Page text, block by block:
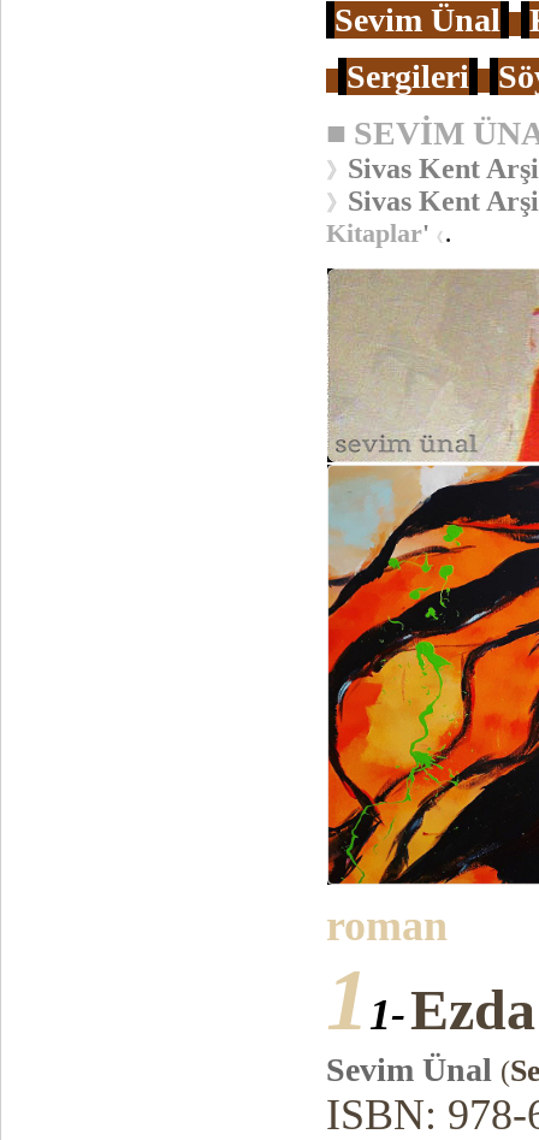
Sevim Ünal
Sergileri
■ SEVİM
》 Sivas Kent
》 Sivas Kent
Kitaplar' 《 .
roman
1 1-
Sevim Ünal (
ISBN: 978-